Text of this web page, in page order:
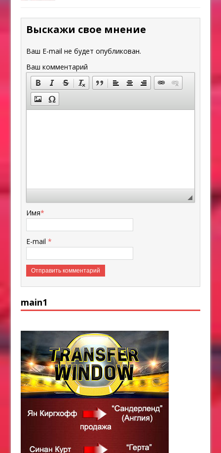
Выскажи свое мнение
Ваш E-mail не будет опубликован.
Ваш комментарий
Имя*
E-mail*
main1